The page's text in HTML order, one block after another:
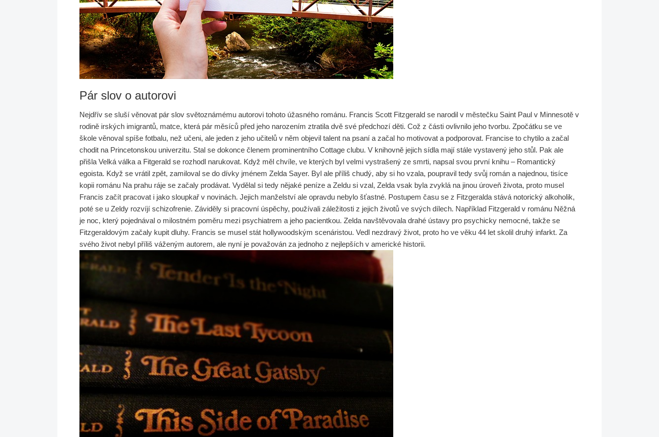
Pár slov o autorovi
Nejdřív se sluší věnovat pár slov světoznámému autorovi tohoto úžasného románu. Francis Scott Fitzgerald se narodil v městečku Saint Paul v Minnesotě v
rodině irských imigrantů, matce, která pár měsíců před jeho narozením ztratila dvě své předchozí děti. Což z části ovlivnilo jeho tvorbu. Zpočátku se ve
škole věnoval spíše fotbalu, než učeni, ale jeden z jeho učitelů v něm objevil talent na psaní a začal ho motivovat a podporovat. Francise to chytilo a začal
chodit na Princetonskou univerzitu. Stal se dokonce členem prominentního Cottage clubu. V knihovně jejich sídla mají stále vystavený jeho stůl. Pak ale
přišla Velká válka a Fitgerald se rozhodl narukovat. Když měl chvíle, ve kterých byl velmi vystrašený ze smrti, napsal svou první knihu – Romantický
egoista. Když se vrátil zpět, zamiloval se do dívky jménem Zelda Sayer. Byl ale příliš chudý, aby si ho vzala, poupravil tedy svůj román a najednou, tisíce
kopii románu Na prahu ráje se začaly prodávat. Vydělal si tedy nějaké peníze a Zeldu si vzal, Zelda vsak byla zvyklá na jinou úroveň života, proto musel
Francis začít pracovat i jako sloupkař v novinách. Jejich manželství ale opravdu nebylo šťastné. Postupem času se z Fitzgeralda stává notorický alkoholik,
poté se u Zeldy rozvíjí schizofrenie. Záviděly si pracovní úspěchy, používali záležitosti z jejich životů ve svých dílech. Například Fitzgerald v románu Něžná
je noc, který pojednával o milostném poměru mezi psychiatrem a jeho pacientkou. Zelda navštěvovala drahé ústavy pro psychicky nemocné, takže se
Fitzgeraldovým začaly kupit dluhy. Francis se musel stát hollywoodským scenáristou. Vedl nezdravý život, proto ho ve věku 44 let skolil druhý infarkt. Za
svého život nebyl příliš váženým autorem, ale nyní je považován za jednoho z nejlepších v americké historii.